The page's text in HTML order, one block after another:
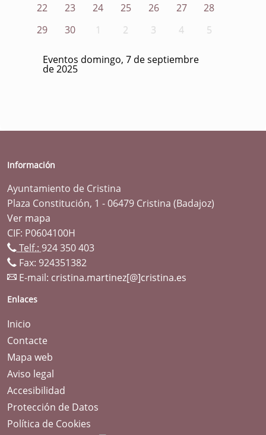
22
23 24 25 26 27
28
29
30 1 2 3 4 5
Eventos domingo, 7 de septiembre
de 2025
Información
Ayuntamiento de Cristina
Plaza Constitución, 1 - 06479 Cristina (Badajoz)
Ver mapa
CIF: P0604100H
Telf.: 924 350 403
Fax: 924351382
E-mail: cristina.martinez[@]cristina.es
Enlaces
Inicio
Contacte
Mapa web
Aviso legal
Accesibilidad
Protección de Datos
Política de Cookies